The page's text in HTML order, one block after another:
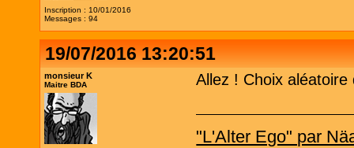
Inscription : 10/01/2016
Messages : 94
19/07/2016 13:20:51
monsieur K
Maitre BDA Allez ! Choix aléatoire
"L'Alter Ego" par